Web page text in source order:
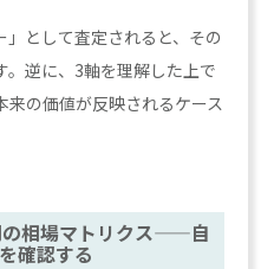
」として査定されると、その
逆に、3軸を理解した上で
の価値が反映されるケース
の相場マトリクス——自
確認する